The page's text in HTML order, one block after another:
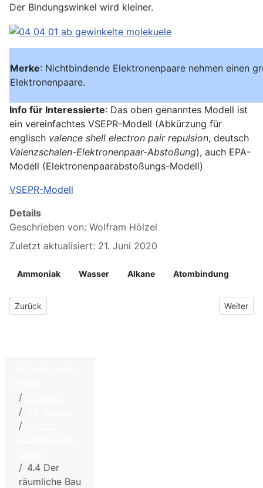
Der Bindungswinkel wird kleiner.
Merke: Nichtbindende Elektronenpaare nehmen einen
Elektronenpaare.
Info für Interessierte: Das oben genanntes Modell ist
ein vereinfachtes VSEPR-Modell (Abkürzung für
englisch valence shell electron pair repulsion, deutsch
Valenzschalen-Elektronenpaar-Abstoßung), auch EPA-
Modell (Elektronenpaarabstoßungs-Modell)
VSEPR-Modell
Details
Geschrieben von: Wolfram Hölzel
Zuletzt aktualisiert: 21. Juni 2020
Ammoniak Wasser Alkane Atombindung
Vorheriger Beitrag: 4.3 Reaktionsgleichungen in Lewis-
Zurück Nächster
Weiter
4.4 Der
räumliche Bau